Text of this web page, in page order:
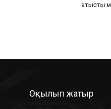
қатысты
Оқылып жатыр